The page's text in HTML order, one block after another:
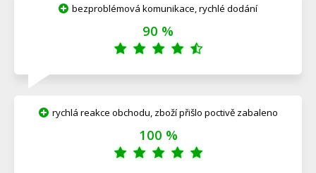
bezproblémová komunikace, rychlé dodání
90 %
rychlá reakce obchodu, zboží přišlo poctivě zabaleno
100 %